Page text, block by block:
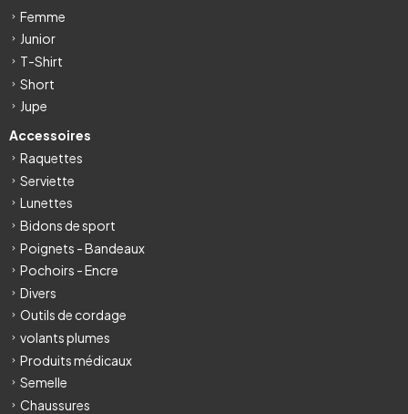
Femme
Junior
T-Shirt
Short
Jupe
Accessoires
Raquettes
Serviette
Lunettes
Bidons de sport
Poignets - Bandeaux
Pochoirs - Encre
Divers
Outils de cordage
volants plumes
Produits médicaux
Semelle
Chaussures